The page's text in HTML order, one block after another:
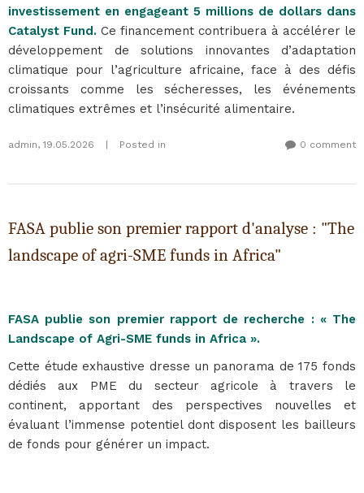
investissement en engageant 5 millions de dollars dans
Catalyst Fund. Ce financement contribuera à accélérer le
développement de solutions innovantes d’adaptation
climatique pour l’agriculture africaine, face à des défis
croissants comme les sécheresses, les événements
climatiques extrêmes et l’insécurité alimentaire.
admin, 19.05.2026 Posted in 0 comment
FASA publie son premier rapport d'analyse : "The
landscape of agri-SME funds in Africa"
FASA publie son premier rapport de recherche : « The
Landscape of Agri-SME funds in Africa ».
Cette étude exhaustive dresse un panorama de 175 fonds
dédiés aux PME du secteur agricole à travers le
continent, apportant des perspectives nouvelles et
évaluant l’immense potentiel dont disposent les bailleurs
de fonds pour générer un impact.